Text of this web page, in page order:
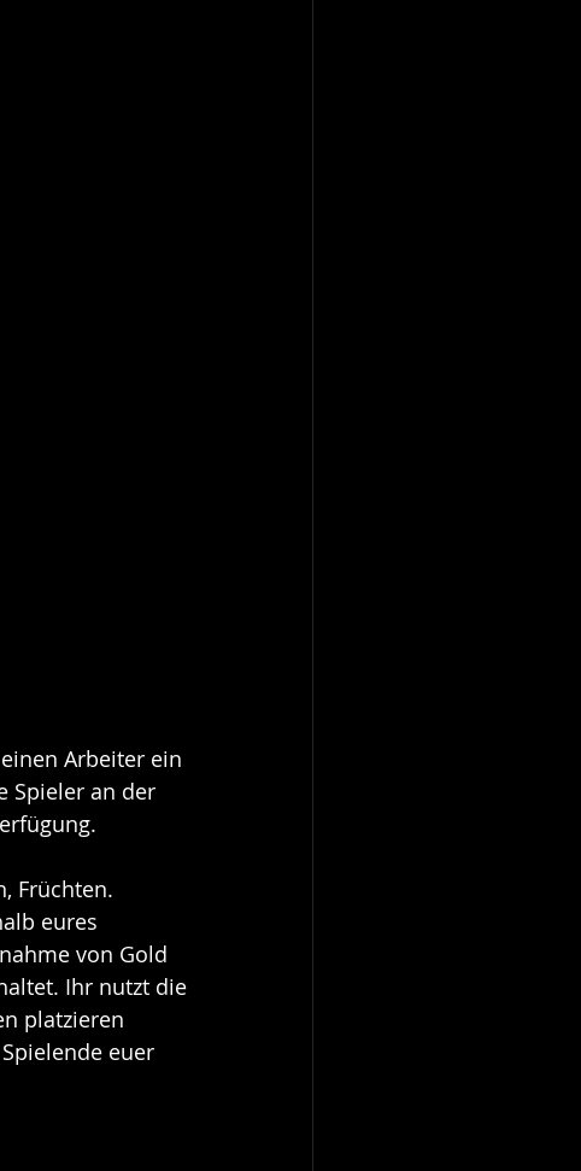
Arbeiter ein
Spieler an der
Früchten.
eures
von Gold
Ihr nutzt die
platzieren
euer